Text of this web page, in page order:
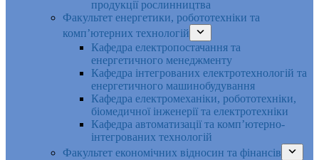
продукції рослинництва
Факультет енергетики, робототехніки та
комп’ютерних технологій
Кафедра електропостачання та
енергетичного менеджменту
Кафедра інтегрованих електротехнологій та
енергетичного машинобудування
Кафедра електромеханіки, робототехніки,
біомедичної інженерії та електротехніки
Кафедра автоматизації та комп’ютерно-
інтегрованих технологій
Факультет економічних відносин та фінансів